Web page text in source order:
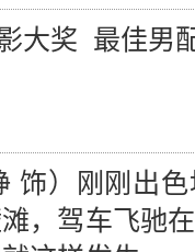
大奖 最佳男
饰）刚刚出
，驾车飞驰